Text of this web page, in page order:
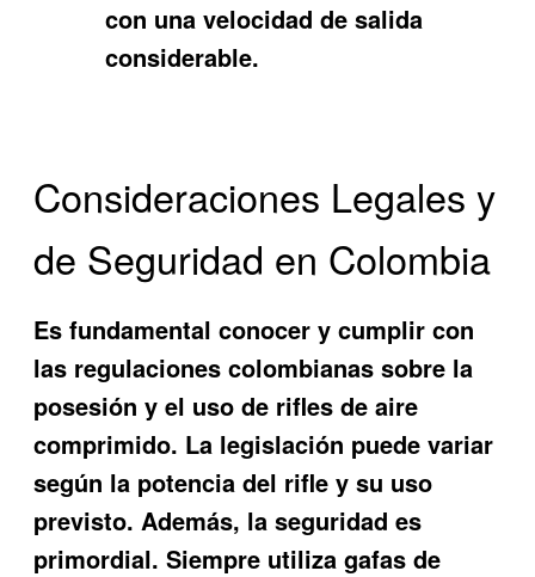
con una velocidad de salida
considerable.
Consideraciones Legales y
de Seguridad en Colombia
Es fundamental conocer y cumplir con
las regulaciones colombianas sobre la
posesión y el uso de rifles de aire
comprimido. La legislación puede variar
según la potencia del rifle y su uso
previsto. Además, la seguridad es
primordial. Siempre utiliza gafas de